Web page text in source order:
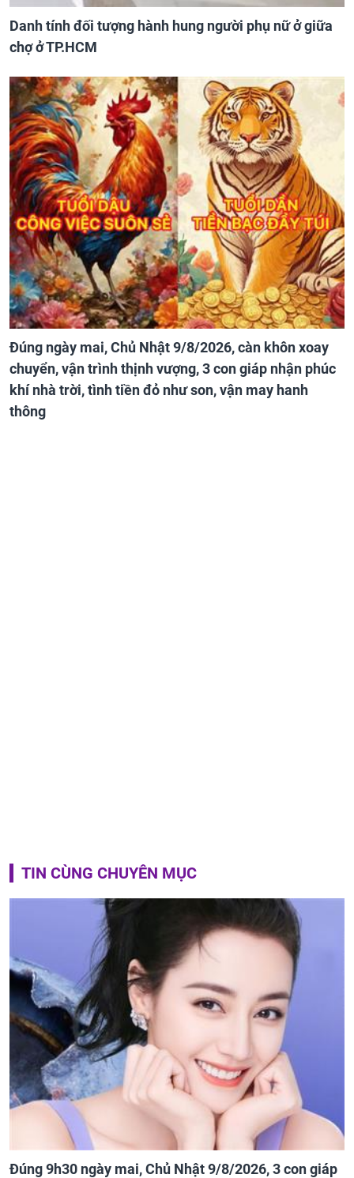
Danh tính đối tượng hành hung người phụ nữ ở giữa
chợ ở TP.HCM
Đúng ngày mai, Chủ Nhật 9/8/2026, càn khôn xoay
chuyển, vận trình thịnh vượng, 3 con giáp nhận phúc
khí nhà trời, tình tiền đỏ như son, vận may hanh
thông
TIN CÙNG CHUYÊN MỤC
Đúng 9h30 ngày mai, Chủ Nhật 9/8/2026, 3 con giáp